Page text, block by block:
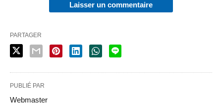
Laisser un commentaire
PARTAGER
PUBLIÉ PAR
Webmaster